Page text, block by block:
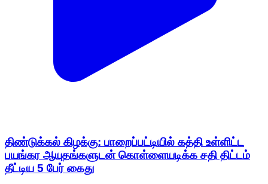
திண்டுக்கல் கிழக்கு: பாறைப்பட்டியில் கத்தி உள்ளிட்ட
பயங்கர ஆயுதங்களுடன் கொள்ளையடிக்க சதி திட்டம்
தீட்டிய 5 பேர் கைது